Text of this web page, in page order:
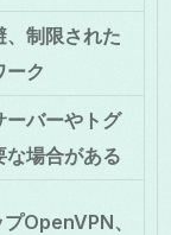
、制限された
ーク
ーバーやトグ
な場合がある
OpenVPN、